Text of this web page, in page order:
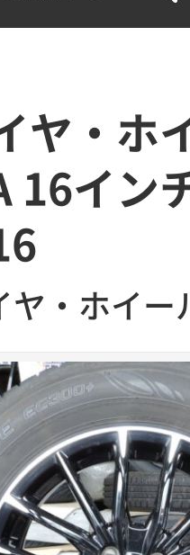
ヤ・ホ
16イン
ヤ・ホイー